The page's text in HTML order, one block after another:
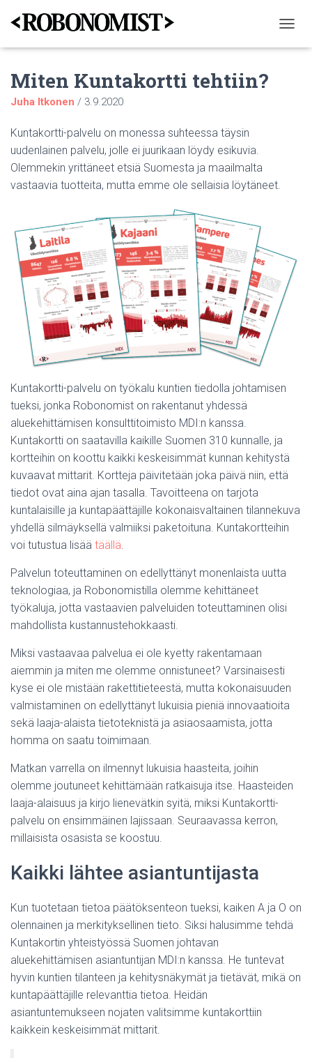
A
P
O
I
Miten Kuntakortti tehtiin?
Juha Itkonen / 3.9.2020
Kuntakortti-palvelu on monessa suhteessa täysin
uudenlainen palvelu, jolle ei juurikaan löydy esikuvia.
Olemmekin yrittäneet etsiä Suomesta ja maailmalta
vastaavia tuotteita, mutta emme ole sellaisia löytäneet.
Kuntakortti-palvelu on työkalu kuntien tiedolla johtamisen
tueksi, jonka Robonomist on rakentanut yhdessä
aluekehittämisen konsulttitoimisto MDI:n kanssa.
Kuntakortti on saatavilla kaikille Suomen 310 kunnalle, ja
kortteihin on koottu kaikki keskeisimmät kunnan kehitystä
kuvaavat mittarit. Kortteja päivitetään joka päivä niin, että
tiedot ovat aina ajan tasalla. Tavoitteena on tarjota
kuntalaisille ja kuntapäättäjille kokonaisvaltainen tilannekuva
yhdellä silmäyksellä valmiiksi paketoituna. Kuntakortteihin
voi tutustua lisää täällä.
Palvelun toteuttaminen on edellyttänyt monenlaista uutta
teknologiaa, ja Robonomistilla olemme kehittäneet
työkaluja, jotta vastaavien palveluiden toteuttaminen olisi
mahdollista kustannustehokkaasti.
Miksi vastaavaa palvelua ei ole kyetty rakentamaan
aiemmin ja miten me olemme onnistuneet? Varsinaisesti
kyse ei ole mistään rakettitieteestä, mutta kokonaisuuden
valmistaminen on edellyttänyt lukuisia pieniä innovaatioita
sekä laaja-alaista tietoteknistä ja asiaosaamista, jotta
homma on saatu toimimaan.
Matkan varrella on ilmennyt lukuisia haasteita, joihin
olemme joutuneet kehittämään ratkaisuja itse. Haasteiden
laaja-alaisuus ja kirjo lienevätkin syitä, miksi Kuntakortti-
palvelu on ensimmäinen lajissaan. Seuraavassa kerron,
millaisista osasista se koostuu.
Kaikki lähtee asiantuntijasta
Kun tuotetaan tietoa päätöksenteon tueksi, kaiken A ja O on
olennainen ja merkityksellinen tieto. Siksi halusimme tehdä
Kuntakortin yhteistyössä Suomen johtavan
aluekehittämisen asiantuntijan MDI:n kanssa. He tuntevat
hyvin kuntien tilanteen ja kehitysnäkymät ja tietävät, mikä on
kuntapäättäjille relevanttia tietoa. Heidän
asiantuntemukseen nojaten valitsimme kuntakorttiin
kaikkein keskeisimmät mittarit.